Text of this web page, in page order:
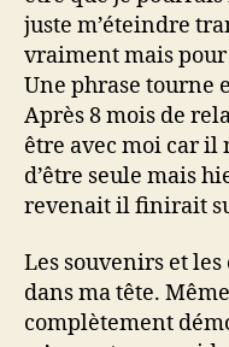
juste m’éteindre
vraiment mais
Une phrase tourne
Après 8 mois de
être avec moi car il
d’être seule mais
revenait il finirait
Les souvenirs et
dans ma tête.
complètement